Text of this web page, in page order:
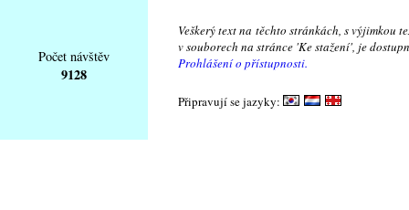
Počet návštěv
9128
Veškerý text na těchto stránkách, s výjimkou
v souborech na stránce 'Ke stažení', je
Prohlášení o přístupnosti.
Připravují se jazyky: